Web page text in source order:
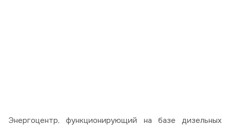
Энергоцентр, функционирующий на базе дизельных